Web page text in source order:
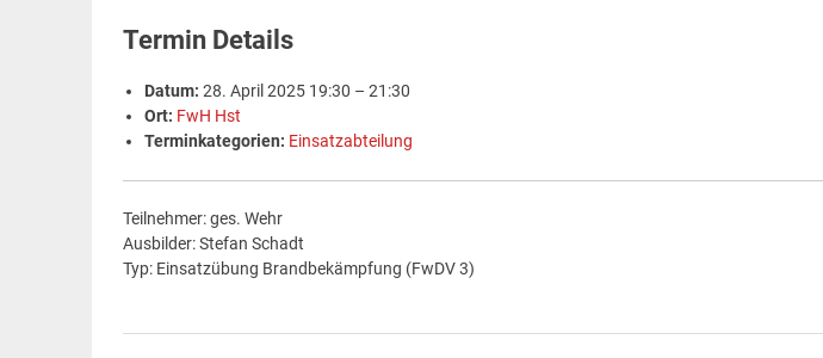
Termin Details
Datum: 28. April 2025 19:30 – 21:30
Ort: FwH Hst
Terminkategorien: Einsatzabteilung
Teilnehmer: ges. Wehr
Ausbilder: Stefan Schadt
Typ: Einsatzübung Brandbekämpfung (FwDV 3)